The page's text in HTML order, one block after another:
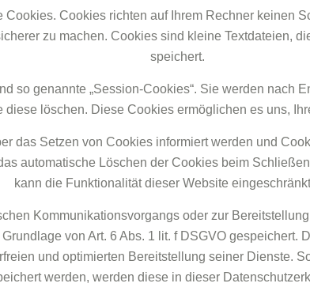
Cookies richten auf Ihrem Rechner keinen
zu machen. Cookies sind kleine Textdateien,
speichert.
so genannte „Session-Cookies“. Sie werden nach
löschen. Diese Cookies ermöglichen es uns,
das Setzen von Cookies informiert werden und
automatische Löschen der Cookies beim
kann die Funktionalität dieser Website
Kommunikationsvorgangs oder zur
von Art. 6 Abs. 1 lit. f DSGVO gespeichert.
und optimierten Bereitstellung seiner Dienste.
werden, werden diese in dieser